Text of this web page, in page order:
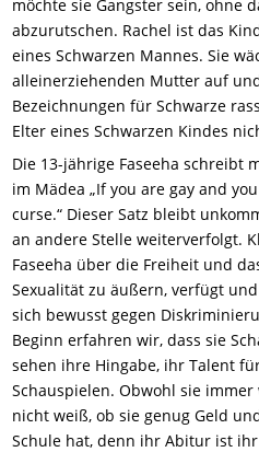
möchte sie Gangster sein, ohne
abzurutschen. Rachel ist das
eines Schwarzen Mannes. Sie
alleinerziehenden Mutter auf
Bezeichnungen für Schwarze
Elter eines Schwarzen Kindes
Die 13-jährige Faseeha schreibt
im Mädea „If you are gay and
curse.“ Dieser Satz bleibt
an andere Stelle weiterverfolgt.
Faseeha über die Freiheit und
Sexualität zu äußern, verfügt
sich bewusst gegen
Beginn erfahren wir, dass sie
sehen ihre Hingabe, ihr Talent
Schauspielen. Obwohl sie
nicht weiß, ob sie genug Geld
Schule hat, denn ihr Abitur ist